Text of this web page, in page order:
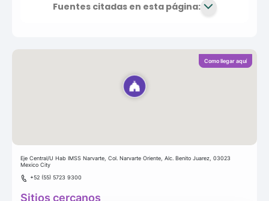
Fuentes citadas en esta página:
Como llegar aquí
Eje Central/U Hab IMSS Narvarte, Col. Narvarte Oriente, Alc. Benito Juarez, 03023
Mexico City
+52 (55) 5723 9300
Sitios cercanos